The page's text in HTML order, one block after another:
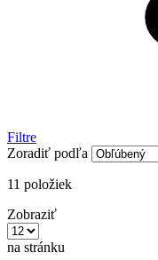
Filtre
Zoradiť podľa
11 položiek
Zobraziť
na stránku